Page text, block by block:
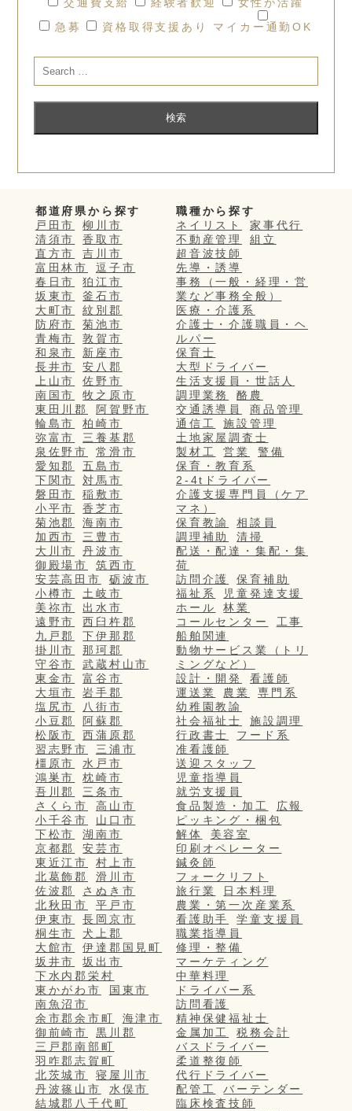
急募
資格取得支援あり マイカー通勤OK
都道府県から探す
戸田市
柳川市
清須市
香取市
直方市
吉川市
富田林市
逗子市
春日市
狛江市
坂東市
釜石市
大町市
紋別郡
防府市
菊池市
青梅市
敦賀市
和泉市
新座市
長井市
安八郡
上山市
佐野市
南国市
牧之原市
東田川郡
阿賀野市
輪島市
柏崎市
弥富市
三養基郡
泉佐野市
常滑市
愛知郡
五島市
下関市
対馬市
磐田市
稲敷市
小平市
香芝市
菊池郡
海南市
加西市
三豊市
大川市
丹波市
御殿場市
筑西市
安芸高田市
砺波市
小樽市
土岐市
美祢市
出水市
遠野市
西臼杵郡
九戸郡
下伊那郡
掛川市
那珂郡
守谷市
武蔵村山市
東金市
富谷市
大垣市
岩手郡
塩尻市
八街市
小豆郡
阿蘇郡
松阪市
西蒲原郡
習志野市
三浦市
橿原市
水戸市
鴻巣市
枕崎市
吾川郡
三条市
さくら市
高山市
小千谷市
山口市
下松市
湖南市
京都郡
安芸市
東近江市
村上市
北葛飾郡
滑川市
佐波郡
さぬき市
北秋田市
平戸市
伊東市
長岡京市
桐生市
犬上郡
大館市
伊達郡国見町
坂井市
坂出市
下水内郡栄村
東かがわ市
国東市
南魚沼市
余市郡余市町
海津市
御前崎市
黒川郡
三戸郡南部町
羽咋郡志賀町
北茨城市
寝屋川市
丹波篠山市
水俣市
結城郡八千代町
職種から探す
ネイリスト
家事代行
不動産管理
組立
超音波技師
先導・誘導
事務（一般・経理・営
業など事務全般）
医療・介護系
介護士・介護職員・ヘ
ルパー
保育士
大型ドライバー
生活支援員・世話人
調理業務
酪農
交通誘導員
商品管理
通信工
施設管理
土地家屋調査士
製材工
営業
警備
保育・教育系
2-4tドライバー
介護支援専門員（ケア
マネ）
保育教諭
相談員
調理補助
清掃
配送・配達・集配・集
荷
訪問介護
保育補助
福祉系
児童発達支援
ホール
林業
コールセンター
工事
船舶関連
動物サービス業（トリ
ミングなど）
設計・開発
看護師
運送業
農業
専門系
幼稚園教諭
社会福祉士
施設調理
行政書士
フード系
准看護師
送迎スタッフ
児童指導員
就労支援員
食品製造・加工
広報
ピッキング・梱包
解体
美容室
印刷オペレーター
鍼灸師
フォークリフト
旅行業
日本料理
農業・第一次産業系
看護助手
学童支援員
職業指導員
修理・整備
マーケティング
中華料理
ドライバー系
訪問看護
精神保健福祉士
金属加工
税務会計
バスドライバー
柔道整復師
代行ドライバー
配管工
バーテンダー
臨床検査技師